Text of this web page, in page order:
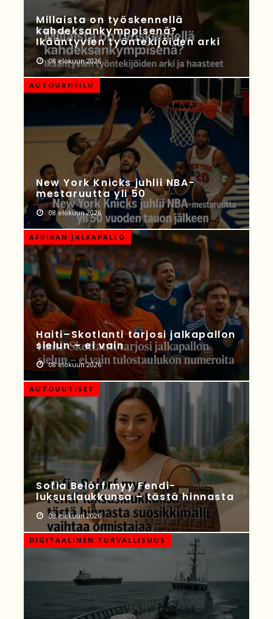
Millaista on työskennellä
kahdeksankymppisenä?
Ikääntyvien työntekijöiden arki
08 elokuun 2026
AUTOURHEILU
New York Knicks juhlii NBA-
mestaruutta yli 50
08 elokuun 2026
AFRIKAN JALKAPALLO
Haiti–Skotlanti tarjosi jalkapallon
sielun – ei vain
08 elokuun 2026
AUTOUUTISET
Sofia Belórf myy Fendi-
luksuslaukkunsa – tästä hinnasta
08 elokuun 2026
DIGITAALINEN TURVALLISUUS